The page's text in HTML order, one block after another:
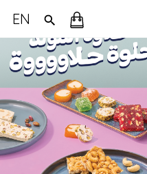
EN